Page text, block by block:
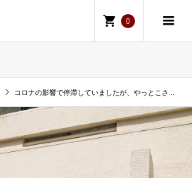
0
コロナの影響で停滞していましたが、やっとこさ動き出すことが出来ます。.北野、異人館通りで完全スケルトンからお店を作って行きます！！.とりあえずオープンまでは、お店の進捗をお伝えしていけたらなと思っておりますので、宜しくお願いします.